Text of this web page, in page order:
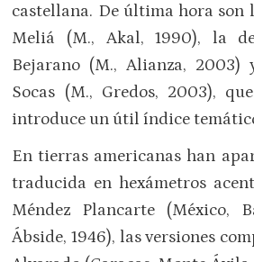
castellana. De última hora son
Meliá (M., Akal, 1990), la
Bejarano (M., Alianza, 2003)
Socas (M., Gredos, 2003),
introduce un útil índice
En tierras americanas han
traducida en hexámetros
Méndez Plancarte (México,
Ábside, 1946), las versiones